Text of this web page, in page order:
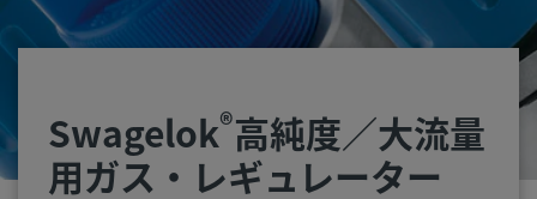
開
Swagelok®高純度／大流量
用ガス・レギュレーター